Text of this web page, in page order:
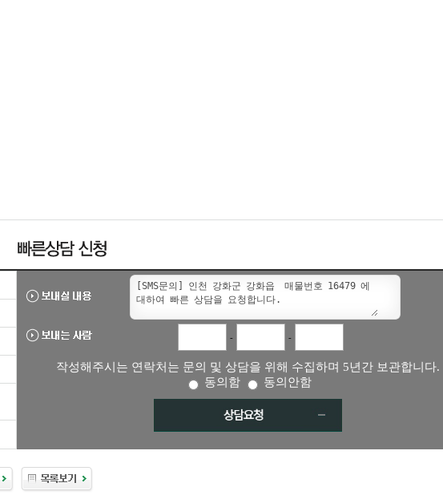
- -
작성해주시는 연락처는 문의 및 상담을 위해 수집하며 5년간 보관합니다.
동의함
동의안함